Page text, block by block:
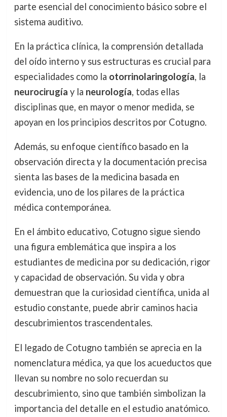
parte esencial del conocimiento básico sobre el
sistema auditivo.
En la práctica clínica, la comprensión detallada
del oído interno y sus estructuras es crucial para
especialidades como la otorrinolaringología, la
neurocirugía y la neurología, todas ellas
disciplinas que, en mayor o menor medida, se
apoyan en los principios descritos por Cotugno.
Además, su enfoque científico basado en la
observación directa y la documentación precisa
sienta las bases de la medicina basada en
evidencia, uno de los pilares de la práctica
médica contemporánea.
En el ámbito educativo, Cotugno sigue siendo
una figura emblemática que inspira a los
estudiantes de medicina por su dedicación, rigor
y capacidad de observación. Su vida y obra
demuestran que la curiosidad científica, unida al
estudio constante, puede abrir caminos hacia
descubrimientos trascendentales.
El legado de Cotugno también se aprecia en la
nomenclatura médica, ya que los acueductos que
llevan su nombre no solo recuerdan su
descubrimiento, sino que también simbolizan la
importancia del detalle en el estudio anatómico.